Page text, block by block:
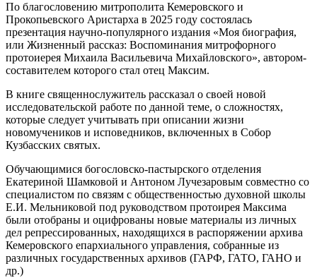
По благословению митрополита Кемеровского и
Прокопьевского Аристарха в 2025 году состоялась
презентация научно-популярного издания «Моя биография,
или Жизненный рассказ: Воспоминания митрофорного
протоиерея Михаила Васильевича Михайловского», автором-
составителем которого стал отец Максим.
В книге священнослужитель рассказал о своей новой
исследовательской работе по данной теме, о сложностях,
которые следует учитывать при описании жизни
новомучеников и исповедников, включенных в Собор
Кузбасских святых.
Обучающимися богословско-пастырского отделения
Екатериной Шамковой и Антоном Лучезаровым совместно со
специалистом по связям с общественностью духовной школы
Е.И. Мельниковой под руководством протоирея Максима
были отобраны и оцифрованы новые материалы из личных
дел репрессированных, находящихся в распоряжении архива
Кемеровского епархиального управления, собранные из
различных государственных архивов (ГАРФ, ГАТО, ГАНО и
др.)